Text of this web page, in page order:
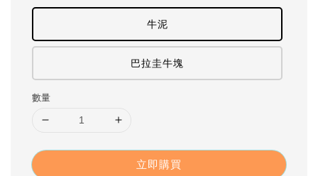
牛泥
巴拉圭牛塊
數量
立即購買